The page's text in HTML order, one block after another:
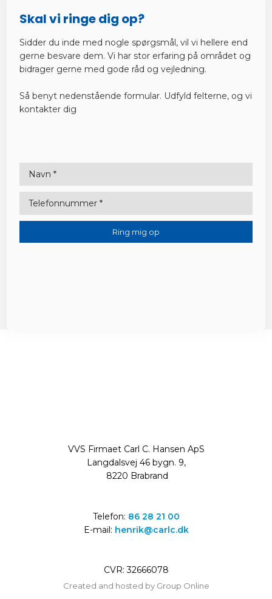
​Skal vi ringe dig op?
Sidder du inde med nogle spørgsmål, vil vi hellere end
gerne besvare dem. Vi har stor erfaring på området og
bidrager gerne med gode råd og vejledning.
Så benyt nedenstående formular. ​Udfyld felterne, og vi
kontakter dig​
VVS Firmaet Carl C. Hansen ApS​
Langdalsvej 46 bygn. 9,
8220 Brabrand
Telefon: 86 28 21 00​
E-mail: henrik@carlc.dk
CVR: ​32666078
Created and hosted by Group Online